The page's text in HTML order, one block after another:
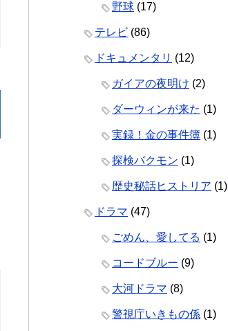
野球 (17)
テレビ (86)
ドキュメンタリ (12)
ガイアの夜明け (2)
ダーウィンが来た (1)
実録！金の事件簿 (1)
探検バクモン (1)
歴史秘話ヒストリア (1)
ドラマ (47)
ごめん、愛してる (1)
コードブルー (9)
大河ドラマ (8)
警視庁いきもの係 (1)